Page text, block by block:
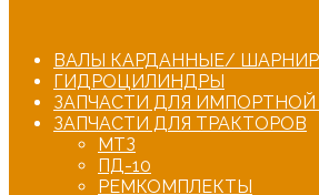
ВАЛЫ КАРДАННЫЕ/
ГИДРОЦИЛИНДРЫ
ЗАПЧАСТИ ДЛЯ ИМПОРТНОЙ
ЗАПЧАСТИ ДЛЯ ТРАКТОРОВ
МТЗ
ПД-10
РЕМКОМПЛЕКТЫ